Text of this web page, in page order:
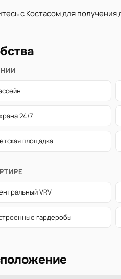
с Костасом для
24/7
площадка
VRV
гардеробы